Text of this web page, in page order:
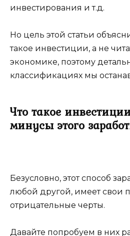
инвестирования и т.д.
Но цель этой статьи
такое инвестиции, а не
экономике, поэтому
классификациях мы
Что такое
минусы этого
Безусловно, этот способ
любой другой, имеет свои
отрицательные черты.
Давайте попробуем в них